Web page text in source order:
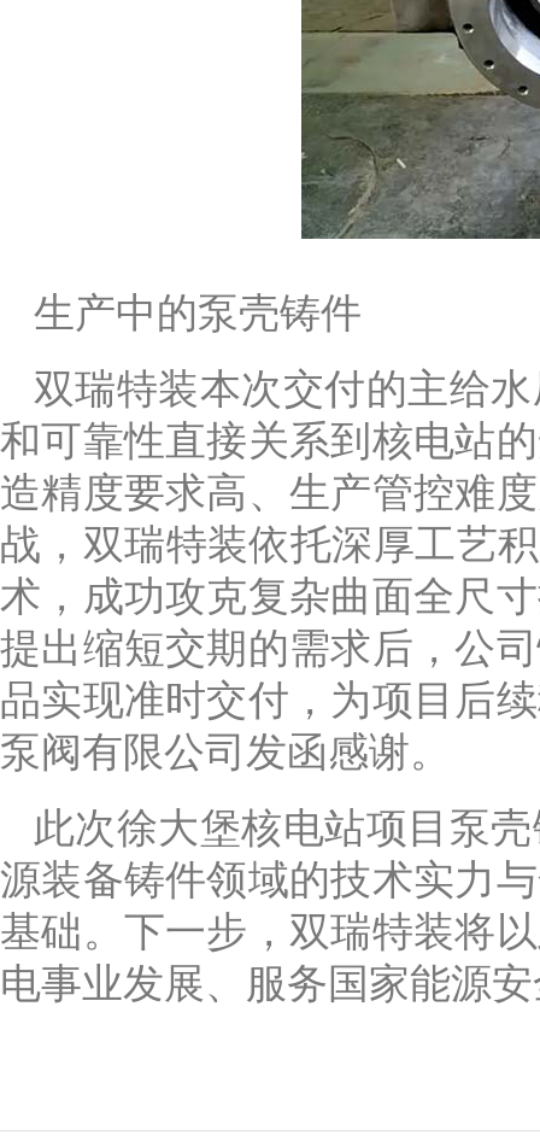
生产中的泵壳铸件
双瑞特装本次交付的主给
和可靠性直接关系到核电站
造精度要求高、生产管控难
战，双瑞特装依托深厚工艺
术，成功攻克复杂曲面全尺
提出缩短交期的需求后，公
品实现准时交付，为项目后
泵阀有限公司发函感谢。
此次徐大堡核电站项目泵
源装备铸件领域的技术实力
基础。下一步，双瑞特装将
电事业发展、服务国家能源